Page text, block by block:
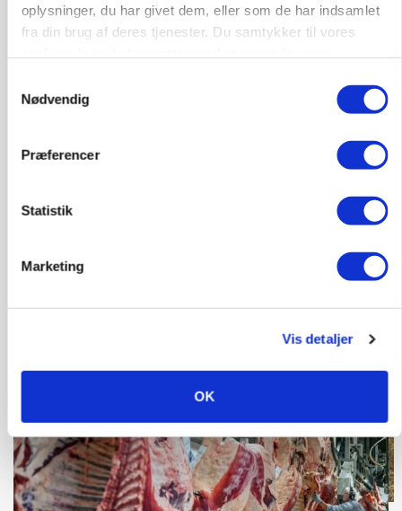
oplysninger, du har givet dem, eller som de har indsamlet
fra din brug af deres tjenester. Du samtykker til vores
Nødvendig
Præferencer
Statistik
Marketing
Vis detaljer
OK
KVÆG
Snart kan man søge tilskud til naturprojekter
Loading...